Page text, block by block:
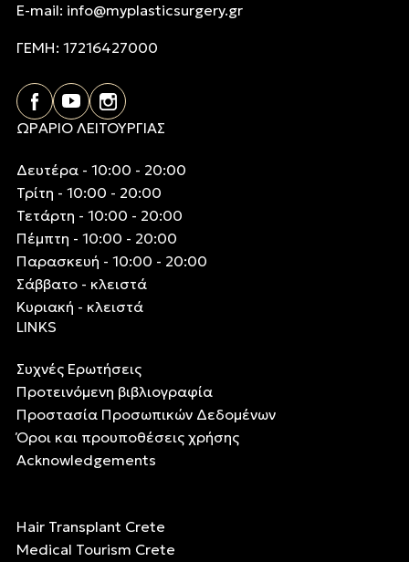
E-mail: info@myplasticsurgery.gr
ΓΕΜΗ: 17216427000
ΩΡΑΡΙΟ ΛΕΙΤΟΥΡΓΙΑΣ
Δευτέρα - 10:00 - 20:00
Τρίτη - 10:00 - 20:00
Τετάρτη - 10:00 - 20:00
Πέμπτη - 10:00 - 20:00
Παρασκευή - 10:00 - 20:00
Σάββατο - κλειστά
Κυριακή - κλειστά
LINKS
Συχνές Ερωτήσεις
Προτεινόμενη βιβλιογραφία
Προστασία Προσωπικών Δεδομένων
Όροι και προυποθέσεις χρήσης
Acknowledgements
Hair Transplant Crete
Medical Tourism Crete